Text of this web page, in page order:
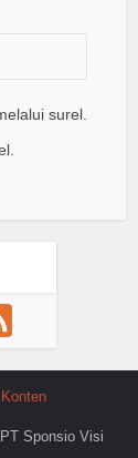
surel.
Sponsio Visi